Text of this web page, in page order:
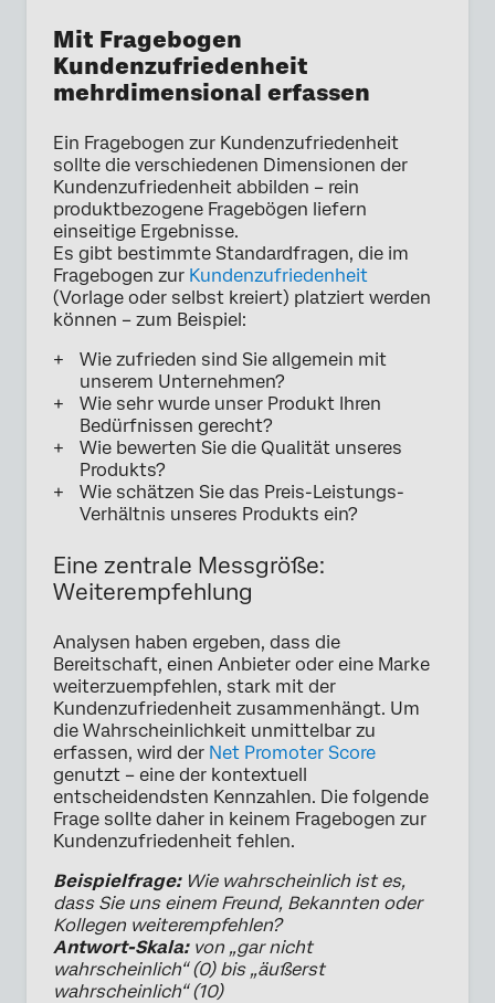
Mit Fragebogen
Kundenzufriedenheit
mehrdimensional erfassen
Ein Fragebogen zur Kundenzufriedenheit
sollte die verschiedenen Dimensionen der
Kundenzufriedenheit abbilden – rein
produktbezogene Fragebögen liefern
einseitige Ergebnisse.
Es gibt bestimmte Standardfragen, die im
Fragebogen zur Kundenzufriedenheit
(Vorlage oder selbst kreiert) platziert werden
können – zum Beispiel:
Wie zufrieden sind Sie allgemein mit
unserem Unternehmen?
Wie sehr wurde unser Produkt Ihren
Bedürfnissen gerecht?
Wie bewerten Sie die Qualität unseres
Produkts?
Wie schätzen Sie das Preis-Leistungs-
Verhältnis unseres Produkts ein?
Eine zentrale Messgröße:
Weiterempfehlung
Analysen haben ergeben, dass die
Bereitschaft, einen Anbieter oder eine Marke
weiterzuempfehlen, stark mit der
Kundenzufriedenheit zusammenhängt. Um
die Wahrscheinlichkeit unmittelbar zu
erfassen, wird der Net Promoter Score
genutzt – eine der kontextuell
entscheidendsten Kennzahlen. Die folgende
Frage sollte daher in keinem Fragebogen zur
Kundenzufriedenheit fehlen.
Beispielfrage:Wie wahrscheinlich ist es,
dass Sie uns einem Freund, Bekannten oder
Kollegen weiterempfehlen?
Antwort-Skala:von „gar nicht
wahrscheinlich“ (0) bis „äußerst
wahrscheinlich“ (10)